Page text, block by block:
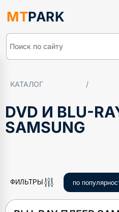
MTPARK
Поиск по сайту
КАТАЛОГ /
DVD И BLU-
SAMSUNG
ФИЛЬТРЫ